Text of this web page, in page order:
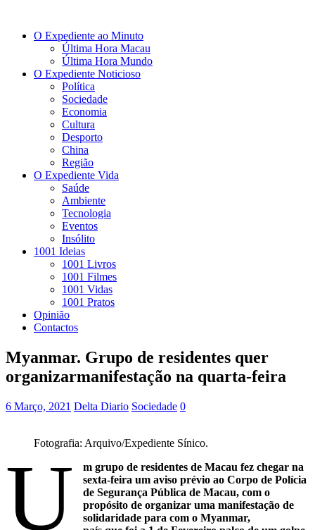
O Expediente ao Minuto
Última Hora Macau
Última Hora Mundo
O Expediente Noticioso
Política
Sociedade
Economia
Cultura
Desporto
China
Região
O Expediente Vida
Saúde
Ambiente
Tecnologia
Eventos
Insólito
1001 Ideias
1001 Livros
1001 Filmes
1001 Vidas
1001 Pratos
Opinião
Contactos
Myanmar. Grupo de residentes quer
organizarmanifestação na quarta-feira
6 Março, 2021 Delta Diario Sociedade 0
Fotografia: Arquivo/Expediente Sínico.
U
m grupo de residentes de Macau fez chegar na
sexta-feira um aviso prévio ao Corpo de Polícia
de Segurança Pública de Macau, com o
propósito de organizar uma manifestação de
solidaridade para com o Myanmar,